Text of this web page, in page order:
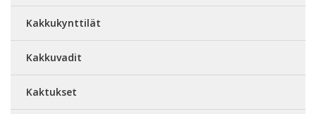
Kakkukynttilät
Kakkuvadit
Kaktukset